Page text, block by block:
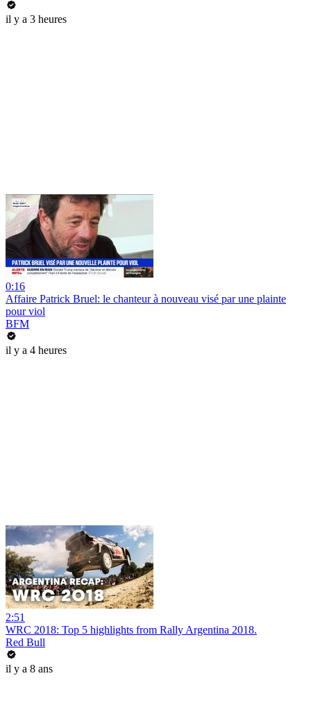
il y a 3 heures
0:16
Affaire Patrick Bruel: le chanteur à nouveau visé par une plainte
pour viol
BFM
il y a 4 heures
2:51
WRC 2018: Top 5 highlights from Rally Argentina 2018.
Red Bull
il y a 8 ans